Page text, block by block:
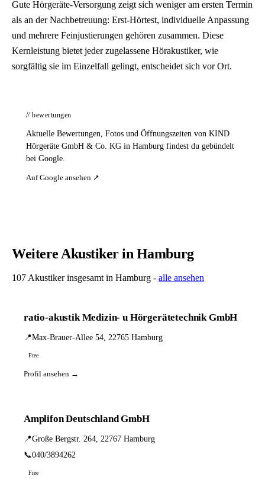
Gute Hörgeräte-Versorgung zeigt sich weniger am ersten Termin
als an der Nachbetreuung: Erst-Hörtest, individuelle Anpassung
und mehrere Feinjustierungen gehören zusammen. Diese
Kernleistung bietet jeder zugelassene Hörakustiker, wie
sorgfältig sie im Einzelfall gelingt, entscheidet sich vor Ort.
// bewertungen
Aktuelle Bewertungen, Fotos und Öffnungszeiten von KIND
Hörgeräte GmbH & Co. KG in Hamburg findest du gebündelt
bei Google.
Auf Google ansehen ↗
Weitere Akustiker in Hamburg
107 Akustiker insgesamt in Hamburg - alle ansehen
ratio-akustik Medizin- u Hörgerätetechnik GmbH
📍Max-Brauer-Allee 54, 22765 Hamburg
Free
Profil ansehen →
Amplifon Deutschland GmbH
📍Große Bergstr. 264, 22767 Hamburg
📞040/3894262
Free